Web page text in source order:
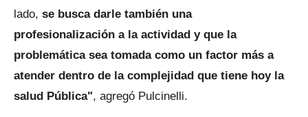
lado, se busca darle también una
profesionalización a la actividad y que la
problemática sea tomada como un factor más a
atender dentro de la complejidad que tiene hoy la
salud Pública", agregó Pulcinelli.